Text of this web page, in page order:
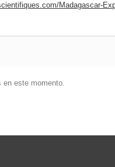
Madagascar-
en este momento.